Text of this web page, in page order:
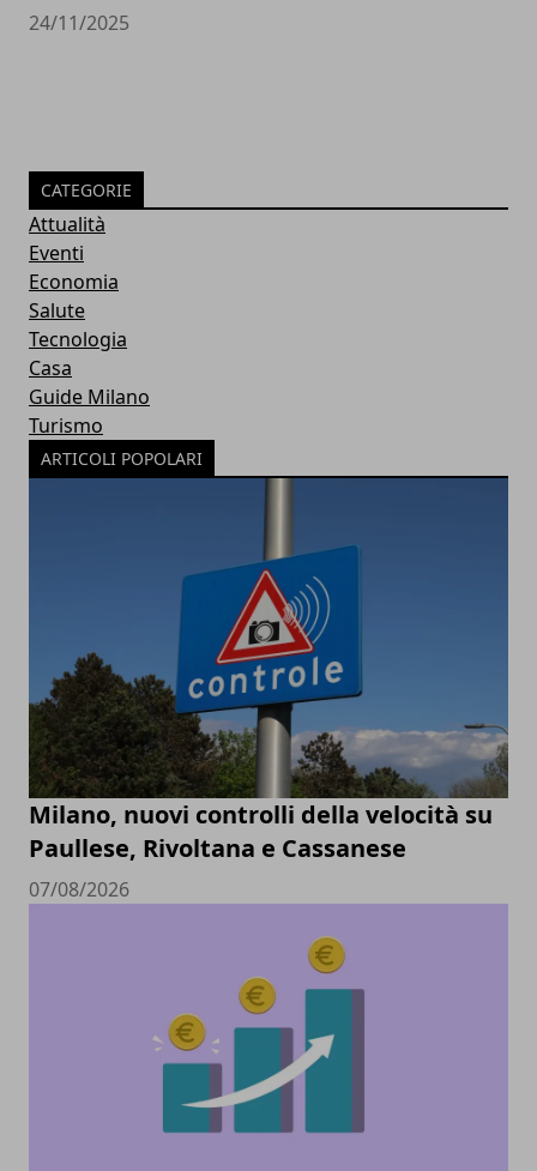
24/11/2025
CATEGORIE
Attualità
Eventi
Economia
Salute
Tecnologia
Casa
Guide Milano
Turismo
ARTICOLI POPOLARI
Milano, nuovi controlli della velocità su
Paullese, Rivoltana e Cassanese
07/08/2026